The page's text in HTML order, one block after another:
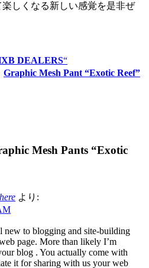
しくなる新しい感覚を是非ぜ
DEALERS“
Graphic Mesh Pant “Exotic Reef”
Mesh Pants “Exotic
より:
new to blogging and site-building
page. More than likely I’m
blog . You actually come with
it for sharing with us your web